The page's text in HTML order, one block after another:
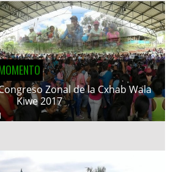
Zonal de la Cxhab Wala
Kiwe 2017